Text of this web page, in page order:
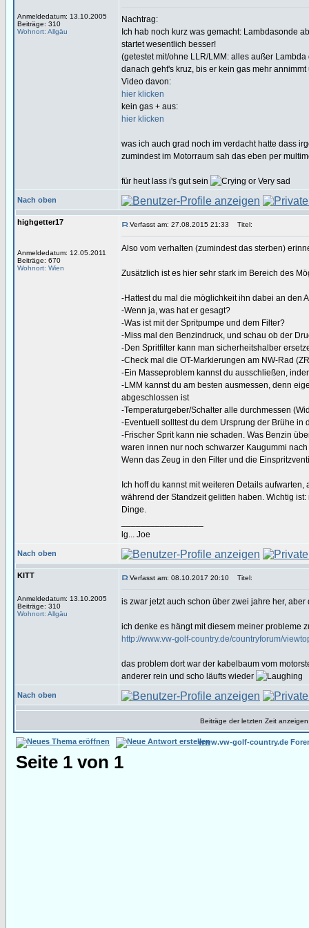
Anmeldedatum: 13.10.2005
Beiträge: 310
Wohnort: Allgäu
Nachtrag:
Ich hab noch kurz was gemacht: Lambdasonde
startet wesentlich besser!
(getestet mit/ohne LLR/LMM: alles außer
danach geht's kruz, bis er kein gas mehr
Video davon:
hier klicken
kein gas + aus:
hier klicken
was ich auch grad noch im verdacht hatte dass
zumindest im Motorraum sah das eben per
für heut lass i's gut sein
Nach oben
highgetter17
Anmeldedatum: 12.05.2011
Beiträge: 670
Wohnort: Wien
Verfasst am: 27.08.2015 21:33 Titel:
Also vom verhalten (zumindest das sterben)
Zusätzlich ist es hier sehr stark im Bereich des
-Hattest du mal die möglichkeit ihn dabei an den
-Wenn ja, was hat er gesagt?
-Was ist mit der Spritpumpe und dem Filter?
-Miss mal den Benzindruck, und schau ob der
-Den Spritfilter kann man sicherheitshalber
-Check mal die OT-Markierungen am NW-Rad
-Ein Masseproblem kannst du ausschließen,
-LMM kannst du am besten ausmessen, denn
abgeschlossen ist
-Temperaturgeber/Schalter alle durchmessen
-Eventuell solltest du dem Ursprung der Brühe
-Frischer Sprit kann nie schaden. Was Benzin
waren innen nur noch schwarzer Kaugummi
Wenn das Zeug in den Filter und die
Ich hoff du kannst mit weiteren Details
während der Standzeit gelitten haben. Wichtig
Dinge.
lg... Joe
Nach oben
KITT
Anmeldedatum: 13.10.2005
Beiträge: 310
Wohnort: Allgäu
Verfasst am: 08.10.2017 20:10 Titel:
is zwar jetzt auch schon über zwei jahre her,
ich denke es hängt mit diesem meiner probleme
http://www.vw-golf-country.de/countryforum/
das problem dort war der kabelbaum vom
anderer rein und scho läufts wieder
Nach oben
Beiträge der letzten Zeit
www.vw-golf-country.de
Seite 1 von 1